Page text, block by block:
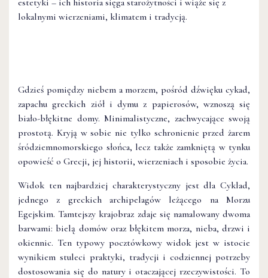
lokalnymi wierzeniami, klimatem i tradycją.
Gdzieś pomiędzy niebem a morzem, pośród dźwięku cykad,
zapachu greckich ziół i dymu z papierosów, wznoszą się
biało-błękitne domy. Minimalistyczne, zachwycające swoją
prostotą. Kryją w sobie nie tylko schronienie przed żarem
śródziemnomorskiego słońca, lecz także zamkniętą w tynku
opowieść o Grecji, jej historii, wierzeniach i sposobie życia.
Widok ten najbardziej charakterystyczny jest dla Cyklad,
jednego z greckich archipelagów leżącego na Morzu
Egejskim. Tamtejszy krajobraz zdaje się namalowany dwoma
barwami: bielą domów oraz błękitem morza, nieba, drzwi i
okiennic. Ten typowy pocztówkowy widok jest w istocie
wynikiem stuleci praktyki, tradycji i codziennej potrzeby
dostosowania się do natury i otaczającej rzeczywistości. To